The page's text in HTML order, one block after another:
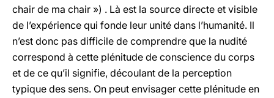
chair de ma chair ») . Là est la source directe et visible
de l’expérience qui fonde leur unité dans l’humanité. Il
n’est donc pas difficile de comprendre que la nudité
correspond à cette plénitude de conscience du corps
et de ce qu’il signifie, découlant de la perception
typique des sens. On peut envisager cette plénitude en